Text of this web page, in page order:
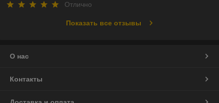
Отлично
Показать все отзывы
О нас
Контакты